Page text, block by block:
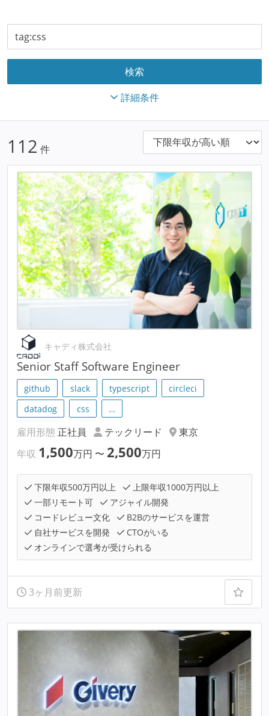
詳細条件
112 件
キャディ株式会社
Senior Staff Software Engineer
github slack typescript
circleci
datadog
css …
雇用形態 正社員 テックリード
東京
年収 1,500万円 〜 2,500万円
下限年収500万円以上
上限年収1000万円以上
一部リモート可
アジャイル開発
コードレビュー文化
B2Bのサービスを運営
自社サービスを開発
CTOがいる
オンラインで選考が受けられる
3ヶ月前更新